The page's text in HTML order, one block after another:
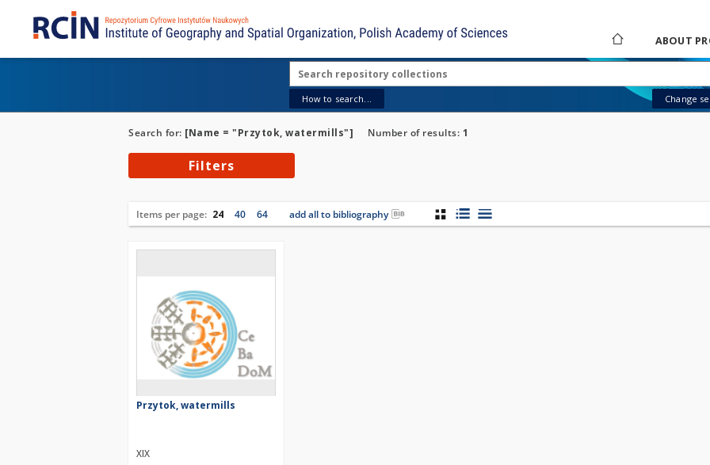
ABOUT
How to search... Change
Search for: [Name = "Przytok, watermills"] Number of results: 1
Filters
Items per page: 24 40 64 add all to bibliography
Przytok, watermills
XIX